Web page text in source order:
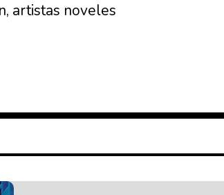
artistas noveles